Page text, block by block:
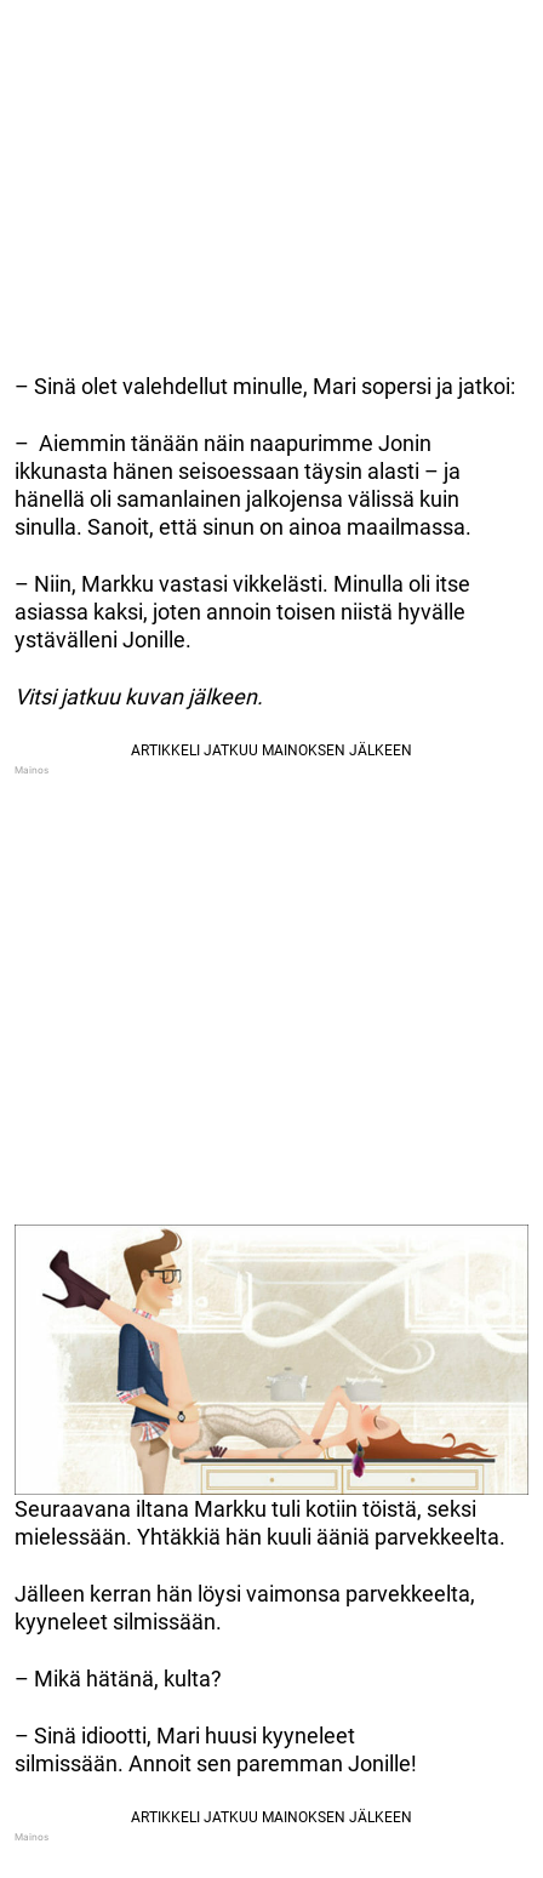
– Sinä olet valehdellut minulle, Mari sopersi ja jatkoi:
– Aiemmin tänään näin naapurimme Jonin
ikkunasta hänen seisoessaan täysin alasti – ja
hänellä oli samanlainen jalkojensa välissä kuin
sinulla. Sanoit, että sinun on ainoa maailmassa.
– Niin, Markku vastasi vikkelästi. Minulla oli itse
asiassa kaksi, joten annoin toisen niistä hyvälle
ystävälleni Jonille.
Vitsi jatkuu kuvan jälkeen.
Seuraavana iltana Markku tuli kotiin töistä, seksi
mielessään. Yhtäkkiä hän kuuli ääniä parvekkeelta.
Jälleen kerran hän löysi vaimonsa parvekkeelta,
kyyneleet silmissään.
– Mikä hätänä, kulta?
– Sinä idiootti, Mari huusi kyyneleet
silmissään. Annoit sen paremman Jonille!